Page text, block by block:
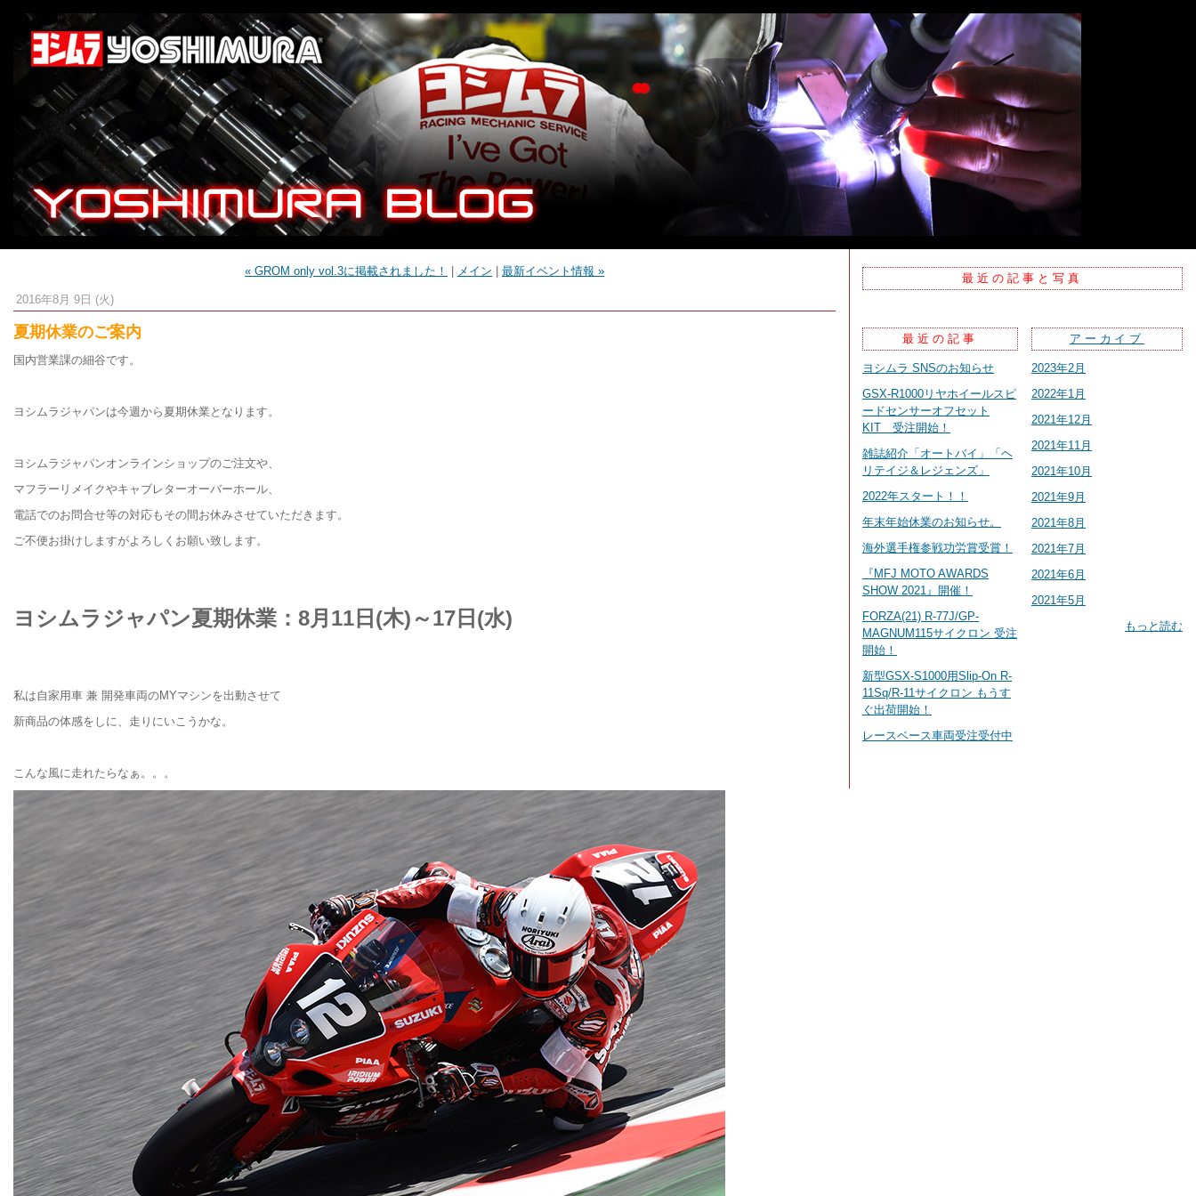
« GROM only vol.3に掲載されました！ メイン 最新イベント情報 »
2016年8月 9日 (火)
夏期休業のご案内
国内営業課の細谷です。
ヨシムラジャパンは今週から夏期休業となります。
ヨシムラジャパンオンラインショップのご注文や、
マフラーリメイクやキャブレターオーバーホール、
電話でのお問合せ等の対応もその間お休みさせていただきます。
ご不便お掛けしますがよろしくお願い致します。
ヨシムラジャパン夏期休業：8月11日(木)～17日(水)
私は自家用車 兼 開発車両のMYマシンを出動させて
新商品の体感をしに、走りにいこうかな。
こんな風に走れたらなぁ。。。
最近の記事と写真
最近の記事
ヨシムラ SNSのお知らせ
GSX-R1000リヤホイールスピ
ードセンサーオフセット
KIT 受注開始！
雑誌紹介「オートバイ」「ヘ
リテイジ＆レジェンズ」
2022年スタート！！
年末年始休業のお知らせ。
海外選手権参戦功労賞受賞！
『MFJ MOTO AWARDS
SHOW 2021』開催！
FORZA(21) R-77J/GP-
MAGNUM115サイクロン 受注
開始！
新型GSX-S1000用Slip-On R-
11Sq/R-11サイクロン もうす
ぐ出荷開始！
レースベース車両受注受付中
アーカイブ
2023年2月
2022年1月
2021年12月
2021年11月
2021年10月
2021年9月
2021年8月
2021年7月
2021年6月
2021年5月
もっと読む